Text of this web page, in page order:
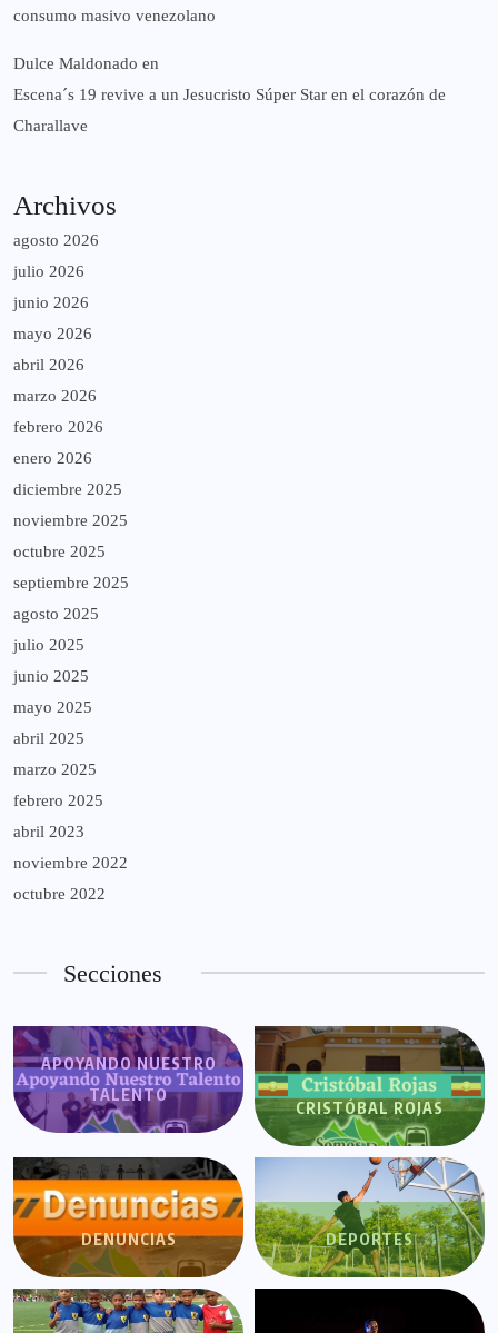
consumo masivo venezolano
Dulce Maldonado en
Escena´s 19 revive a un Jesucristo Súper Star en el corazón de
Charallave
Archivos
agosto 2026
julio 2026
junio 2026
mayo 2026
abril 2026
marzo 2026
febrero 2026
enero 2026
diciembre 2025
noviembre 2025
octubre 2025
septiembre 2025
agosto 2025
julio 2025
junio 2025
mayo 2025
abril 2025
marzo 2025
febrero 2025
abril 2023
noviembre 2022
octubre 2022
Secciones
APOYANDO NUESTRO
TALENTO
CRISTÓBAL ROJAS
DENUNCIAS DEPORTES